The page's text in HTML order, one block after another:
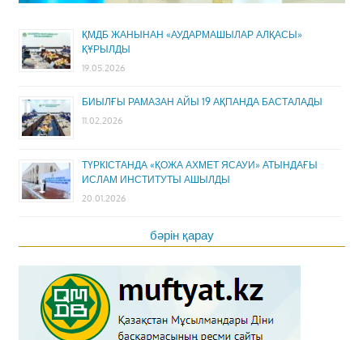
ҚМДБ ЖАНЫНАН «АУДАРМАШЫЛАР АЛҚАСЫ»
ҚҰРЫЛДЫ
19.05.2026
БИЫЛҒЫ РАМАЗАН АЙЫ 19 АҚПАНДА БАСТАЛАДЫ
11.02.2026
ТҮРКІСТАНДА «ҚОЖА АХМЕТ ЯСАУИ» АТЫНДАҒЫ
ИСЛАМ ИНСТИТУТЫ АШЫЛДЫ
20.01.2026
бәрін қарау